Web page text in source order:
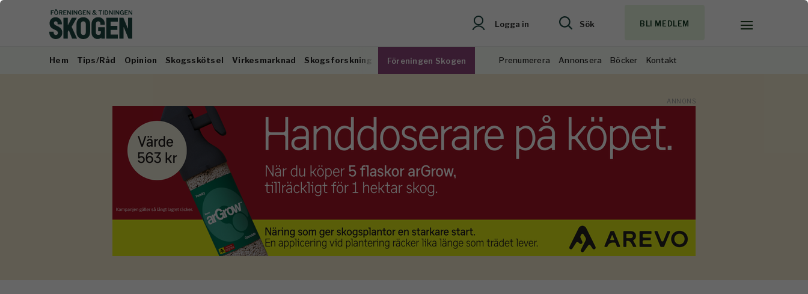
Logga in Sök BLI MEDLEM
Hem Tips/Råd Opinion Skogsskötsel Virkesmarknad Skogsforskning Föreningen Skogen Prenumerera Annonsera Böcker Kontakt